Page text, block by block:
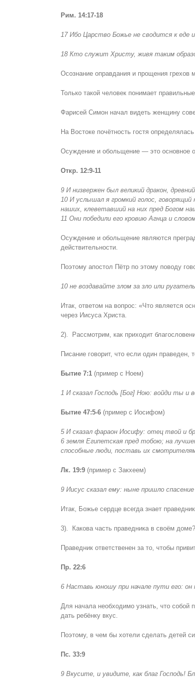
Рим. 14:17-18
17 Ибо Царство Божье не сводится к еде
18 Кто служит Христу, живя таким
Осознание оправдания и прощения грехов
Только такой человек понимает
Фарисей Симон начал видеть женщину
На Востоке почётность гостя
Осуждение и обольщение — это основное
Откр. 12:9-11
9 И низвержен был великий дракон,
10 И услышал я громкий голос,
наших, клеветавший на них пред Богом
11 Они победили его кровию Агнца и
Осуждение и обольщение являются
действительности.
Поэтому апостол Пётр по этому поводу
10 не воздавайте злом за зло или
Итак, ответом на вопрос: «Что является
через Иисуса Христа.
2). Рассмотрим, как приходит
Писание говорит, что если один праведен,
Бытие 7:1 (пример с Ноем)
1 И сказал Господь [Бог] Ною: войди ты и
Бытие 47:5-6 (пример с Иосифом)
5 И сказал фараон Иосифу: отец твой и
6 земля Египетская пред тобою; на
способные люди, поставь их
Лк. 19:9 (пример с Закхеем)
9 Иисус сказал ему: ныне пришло
Итак, Божье сердце всегда знает
3). Какова часть праведника в своём доме?
Праведник ответственен за то, чтобы
Пр. 22:6
6 Наставь юношу при начале пути его: он
Для начала необходимо узнать, что собой
дать ребёнку вкус.
Поэтому, в чем бы хотели сделать детей
Пс. 33:9
9 Вкусите, и увидите, как благ Господь!